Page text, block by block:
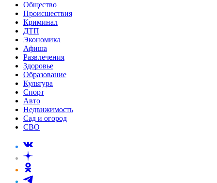
Общество
Происшествия
Криминал
ДТП
Экономика
Афиша
Развлечения
Здоровье
Образование
Культура
Спорт
Авто
Недвижимость
Сад и огород
СВО